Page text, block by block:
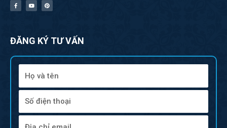
ĐĂNG KÝ TƯ VẤN